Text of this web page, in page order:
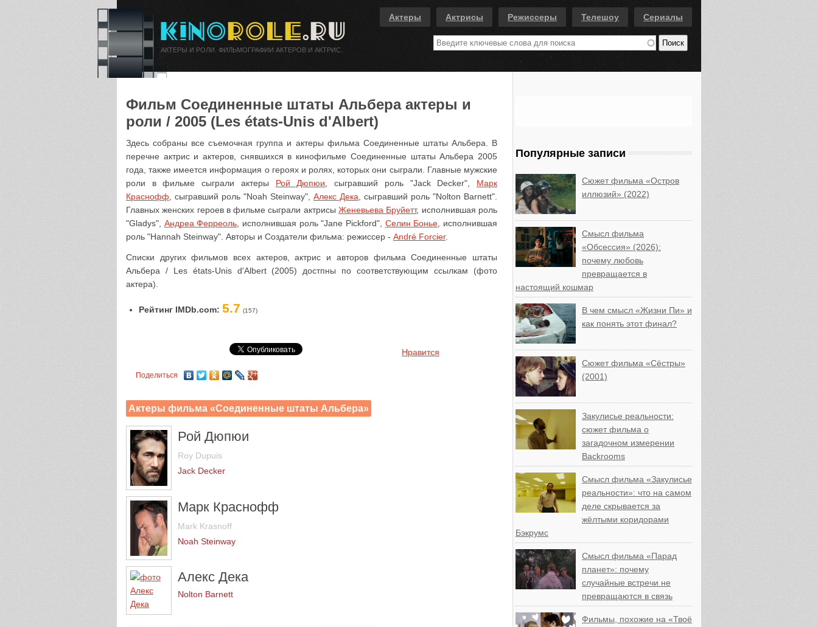
Актеры Актрисы Режиссеры Телешоу Сериалы
Фильм Соединенные штаты Альбера актеры и
роли / 2005 (Les états-Unis d'Albert)
Здесь собраны все съемочная группа и актеры фильма Соединенные штаты Альбера. В
перечне актрис и актеров, снявшихся в кинофильме Соединенные штаты Альбера 2005
года, также имеется информация о героях и ролях, которых они сыграли. Главные мужские
роли в фильме сыграли актеры Рой Дюпюи , сыгравший роль "Jack Decker", Марк
Краснофф , сыгравший роль "Noah Steinway", Алекс Дека , сыгравший роль "Nolton Barnett".
Главных женских героев в фильме сыграли актрисыЖеневьева Бруйетт, исполнившая роль
"Gladys", Андреа Ферреоль , исполнившая роль "Jane Pickford", Селин Бонье , исполнившая
роль "Hannah Steinway". Авторы и Создатели фильма: режиссер - André Forcier.
Списки других фильмов всех актеров, актрис и авторов фильма Соединенные штаты
Альбера / Les états-Unis d'Albert (2005) достпны по соответствующим ссылкам (фото
актера).
Рейтинг IMDb.com: 5.7 (157)
Нравится
Поделиться
Актеры фильма «Соединенные штаты Альбера»
Рой Дюпюи
Roy Dupuis
Jack Decker
Марк Краснофф
Mark Krasnoff
Noah Steinway
Алекс Дека
Nolton Barnett
Популярные записи
Сюжет фильма «Остров
иллюзий» (2022)
Смысл фильма
«Обсессия» (2026):
почему любовь
превращается в
настоящий кошмар
В чем смысл «Жизни Пи» и
как понять этот финал?
Сюжет фильма «Сёстры»
(2001)
Закулисье реальности:
сюжет фильма о
загадочном измерении
Backrooms
Смысл фильма «Закулисье
реальности»: что на самом
деле скрывается за
жёлтыми коридорами
Бэкрумс
Смысл фильма «Парад
планет»: почему
случайные встречи не
превращаются в связь
Фильмы, похожие на «Твоё
АКТЕРЫ И РОЛИ. ФИЛЬМОГРАФИИ АКТЕРОВ И АКТРИС.